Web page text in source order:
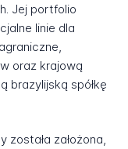
Jej portfolio
linie dla
oraz krajową
brazylijską spółkę
została założona,